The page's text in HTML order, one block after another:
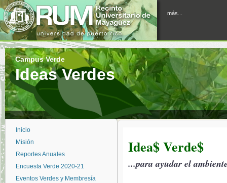
más...
Campus Verde
Ideas Verdes
Inicio
Misión
Reportes Anuales
Encuesta Verde 2020-21
Eventos Verdes y Membresía
Idea$ Verde$
...para ayudar el